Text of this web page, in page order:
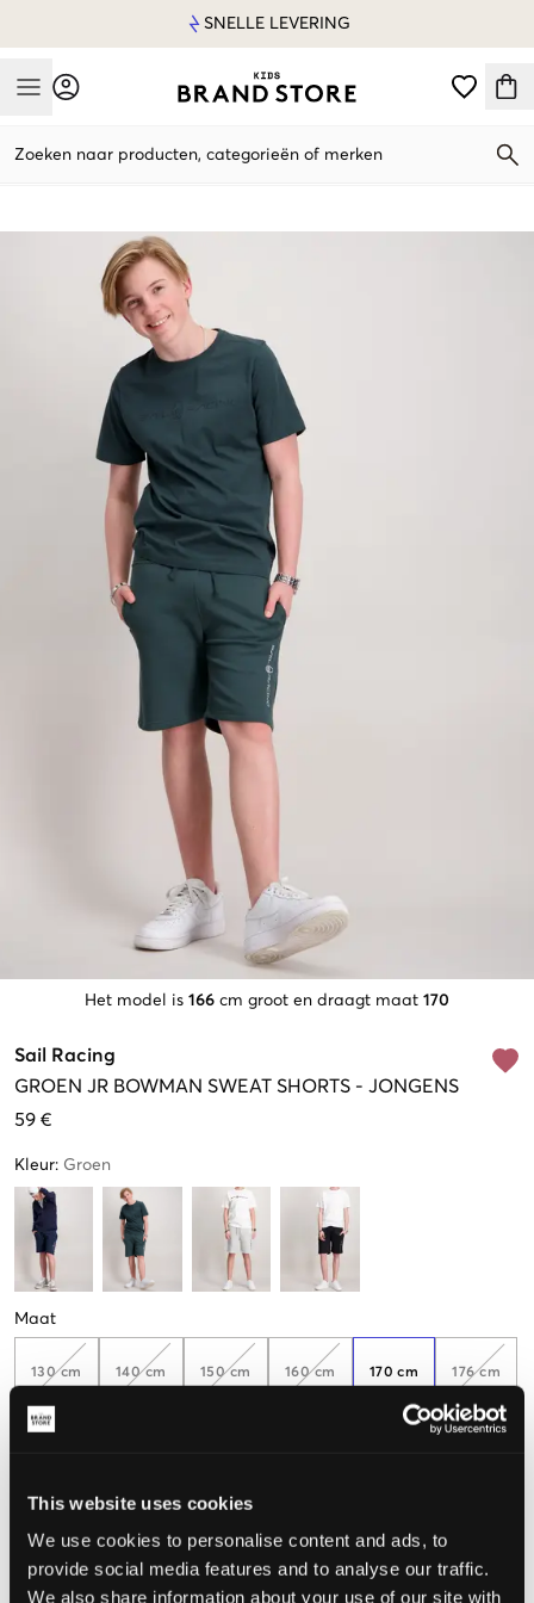
This website uses cookies
We use cookies to personalise content and ads, to
provide social media features and to analyse our traffic.
We also share information about your use of our site with
SNELLE LEVERING
Mobile Menu
Zoeken naar producten, categorieën of merken
Het model is 166 cm groot en draagt maat 170
Sail Racing
GROEN JR BOWMAN SWEAT SHORTS - JONGENS
59 €
Kleur: Groen
Maat
130 cm 140 cm 150 cm 160 cm 170 cm
over
176 cm
Te klein Perfect